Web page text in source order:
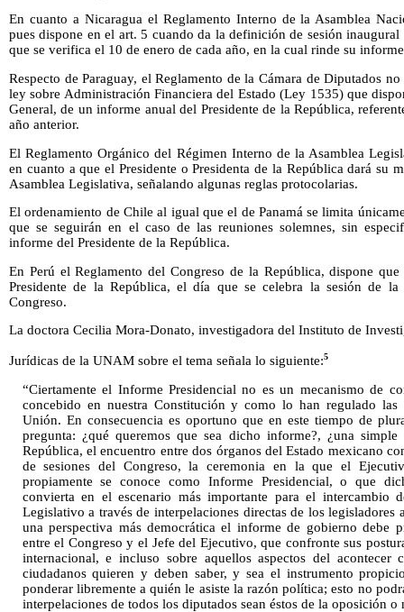
En cuanto a Nicaragua el Reglamento Interno de la Asamblea
pues dispone en el art. 5 cuando da la definición de sesión
que se verifica el 10 de enero de cada año, en la cual rinde su
Respecto de Paraguay, el Reglamento de la Cámara de Diputados
ley sobre Administración Financiera del Estado (Ley 1535) que
General, de un informe anual del Presidente de la República,
año anterior.
El Reglamento Orgánico del Régimen Interno de la Asamblea
en cuanto a que el Presidente o Presidenta de la República dará su
Asamblea Legislativa, señalando algunas reglas protocolarias.
El ordenamiento de Chile al igual que el de Panamá se limita
que se seguirán en el caso de las reuniones solemnes, sin
informe del Presidente de la República.
En Perú el Reglamento del Congreso de la República, dispone
Presidente de la República, el día que se celebra la sesión de la
Congreso.
La doctora Cecilia Mora-Donato, investigadora del Instituto de
Jurídicas de la UNAM sobre el tema señala lo siguiente:5
“Ciertamente el Informe Presidencial no es un mecanismo de
concebido en nuestra Constitución y como lo han regulado
Unión. En consecuencia es oportuno que en este tiempo de
pregunta: ¿qué queremos que sea dicho informe?, ¿una
República, el encuentro entre dos órganos del Estado mexicano
de sesiones del Congreso, la ceremonia en la que el
propiamente se conoce como Informe Presidencial, o que
convierta en el escenario más importante para el intercambio
Legislativo a través de interpelaciones directas de los legisladores
una perspectiva más democrática el informe de gobierno debe
entre el Congreso y el Jefe del Ejecutivo, que confronte sus
internacional, e incluso sobre aquellos aspectos del acontecer
ciudadanos quieren y deben saber, y sea el instrumento
ponderar libremente a quién le asiste la razón política; esto no
interpelaciones de todos los diputados sean éstos de la oposición o